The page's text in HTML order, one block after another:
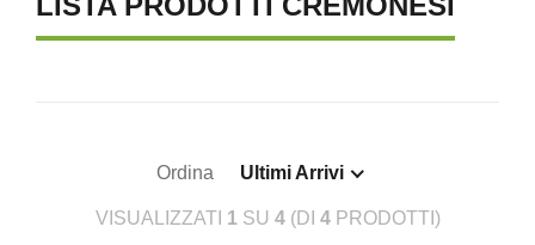
Ordina Ultimi Arrivi
VISUALIZZATI 1 SU 4(DI 4PRODOTTI)